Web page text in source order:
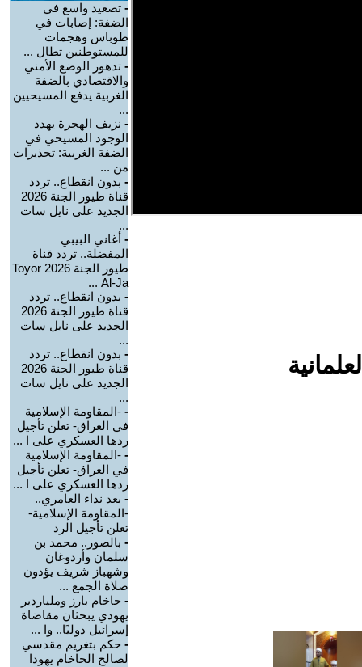
- تصعيد واسع في
الضفة: إصابات في
طوباس وهجمات
للمستوطنين تطال ...
- تدهور الوضع الأمني
والاقتصادي بالضفة
الغربية يدفع المسيحيين
...
- نزيف الهجرة يهدد
الوجود المسيحي في
الضفة الغربية: تحذيرات
من ...
- بدون انقطاع.. تردد
قناة طيور الجنة 2026
الجديد على نايل سات
...
- أغاني البيبي
المفضلة.. تردد قناة
طيور الجنة 2026 Toyor
Al-Ja ...
- بدون انقطاع.. تردد
قناة طيور الجنة 2026
الجديد على نايل سات
...
- بدون انقطاع.. تردد
قناة طيور الجنة 2026
الجديد على نايل سات
...
- -المقاومة الإسلامية
في العراق- تعلن تأجيل
ردها العسكري على ا ...
- -المقاومة الإسلامية
في العراق- تعلن تأجيل
ردها العسكري على ا ...
- بعد نداء العامري..
-المقاومة الإسلامية-
تعلن تأجيل الرد
- بالصور.. محمد بن
سلمان وأردوغان
وشهباز شريف يؤدون
صلاة الجمع ...
- حاخام بارز وملياردير
يهودي يبحثان مقاضاة
إسرائيل دوليًا.. وا ...
- حكم بتغريم مقدسي
لصالح الحاخام يهودا